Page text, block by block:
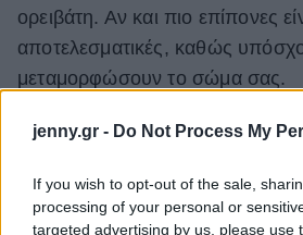
jenny.gr - Do Not Process My
If you wish to opt-out of the sale,
processing of your personal or
targeted advertising by us, please use
ορειβάτη. Αν και πιο επίπονες
αποτελεσματικές, καθώς
μεταμορφώσουν το σώμα σας.